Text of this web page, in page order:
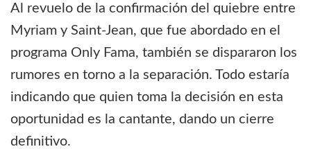
Al revuelo de la confirmación del quiebre entre
Myriam y Saint-Jean, que fue abordado en el
programa Only Fama, también se dispararon los
rumores en torno a la separación. Todo estaría
indicando que quien toma la decisión en esta
oportunidad es la cantante, dando un cierre
definitivo.